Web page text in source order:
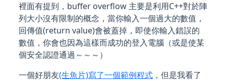
裡面有提到，buffer overflow 主要是利用C++對於陣
列大小沒有限制的概念，當你輸入一個過大的數值，
回傳值(return value)會被蓋掉，即使你輸入錯誤的
數值，你會也因為這樣而成功的登入電腦（或是使某
個安全認證通過～～～）
一個好朋友(生魚片)寫了一個範例程式，但是我看了